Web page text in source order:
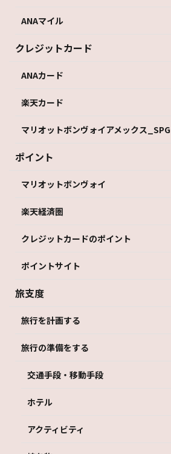
ANAマイル
クレジットカード
ANAカード
楽天カード
マリオットボンヴォイアメックス_SPG
ポイント
マリオットボンヴォイ
楽天経済圏
クレジットカードのポイント
ポイントサイト
旅支度
旅行を計画する
旅行の準備をする
交通手段・移動手段
ホテル
アクティビティ